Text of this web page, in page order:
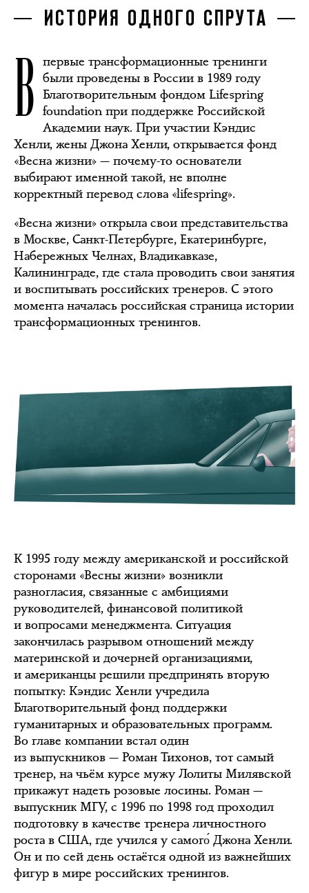
ИСТОРИЯ ОДНОГО СПРУТА
В первые трансформационные тренинги
были проведены в России в 1989 году
Благотворительным фондом Lifespring
foundation при поддержке Российской
Академии наук. При участии Кэндис
Хенли, жены Джона Хенли, открывается фонд
«Весна жизни» — почему-то основатели
выбирают именной такой, не вполне
корректный перевод слова «lifespring».
«Весна жизни» открыла свои представительства
в Москве, Санкт-Петербурге, Екатеринбурге,
Набережных Челнах, Владикавказе,
Калининграде, где стала проводить свои занятия
и воспитывать российских тренеров. С этого
момента началась российская страница истории
трансформационных тренингов.
К 1995 году между американской и российской
сторонами «Весны жизни» возникли
разногласия, связанные с амбициями
руководителей, финансовой политикой
и вопросами менеджмента. Ситуация
закончилась разрывом отношений между
материнской и дочерней организациями,
и американцы решили предпринять вторую
попытку: Кэндис Хенли учредила
Благотворительный фонд поддержки
гуманитарных и образовательных программ.
Во главе компании встал один
из выпускников — Роман Тихонов, тот самый
тренер, на чьём курсе мужу Лолиты Милявской
прикажут надеть розовые лосины. Роман —
выпускник МГУ, с 1996 по 1998 год проходил
подготовку в качестве тренера личностного
роста в США, где учился у самого́ Джона Хенли.
Он и по сей день остаётся одной из важнейших
фигур в мире российских тренингов.